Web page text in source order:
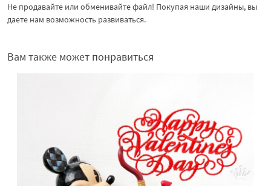
Не продавайте или обменивайте файл! Покупая наши дизайны, вы
даете нам возможность развиваться.
Вам также может понравиться